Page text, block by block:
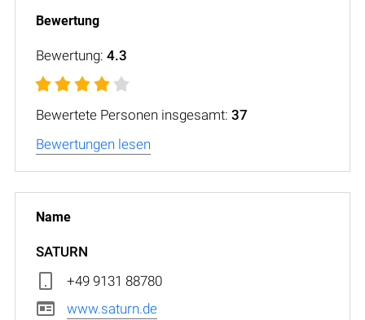
Bewertung: 4.3
Bewertete Personen insgesamt: 37
Bewertungen lesen
SATURN
+49 9131 88780
www.saturn.de